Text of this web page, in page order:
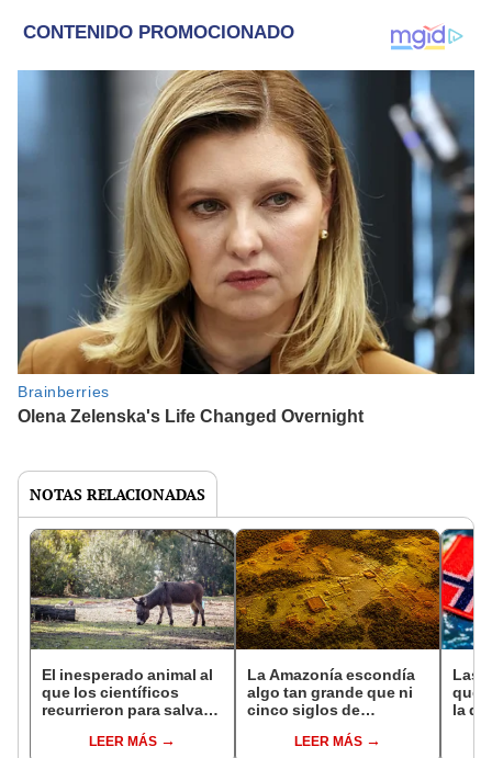
NOTAS RELACIONADAS
El inesperado animal al
que los científicos
recurrieron para salvar
reintroducción de un
LEER MÁS
La Amazonía escondía
algo tan grande que ni
cinco siglos de
encontrarlo: el hallazgo
LEER MÁS
Las
que
la de